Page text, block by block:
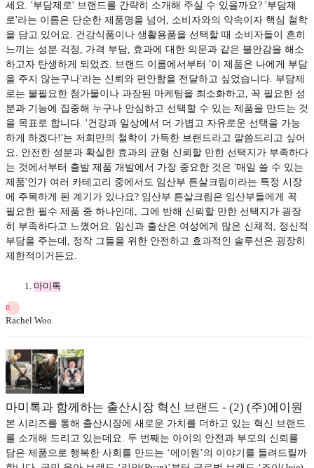
세요. '부담제로' 브랜드를 간략히 소개해 주실 수 있을까요? '부담제
로'라는 이름은 단순한 제품명을 넘어, 소비자와의 약속이자 핵심 철학
을 담고 있어요. 건강식품이나 생활용품을 선택할 때 소비자들이 흔히
느끼는 성분 걱정, 가격 부담, 효과에 대한 의문과 같은 불안감을 해소
하고자 탄생하게 되었죠. 브랜드 이름에서부터 '이 제품은 나에게 부담
을 주지 않는구나'라는 신뢰와 편안함을 전달하고 싶었습니다. 부담제
로는 불필요한 첨가물이나 과장된 마케팅을 최소화하고, 꼭 필요한 성
분과 기능에 집중해 누구나 안심하고 선택할 수 있는 제품을 만드는 것
을 목표로 합니다. '건강과 일상에서 더 가볍고 자유로운 선택을 가능
하게 하겠다!'는 저희만의 철학이 가득한 브랜드라고 말씀드리고 싶어
요. 안전한 성분과 확실한 효과의 균형 신뢰할 만한 선택지가 부족하다
는 것에서부터 출발 제품 개발에서 가장 중요한 것은 '매일 쓸 수 있는
제품'인가 여러 카테고리 중에서도 임산부 튼살크림이라는 특정 시장
에 주목하게 된 계기가 있나요? 임산부 튼살크림은 임산부들에게 꼭
필요한 필수 제품 중 하나인데, 그에 반해 신뢰할 만한 선택지가 굉장
히 부족하다고 느꼈어요. 임신과 출산은 여성에게 많은 신체적, 정신적
부담을 주는데, 정작 그들을 위한 안전하고 효과적인 솔루션은 굉장히
제한적이거든요.
마미톡
R
Rachel Woo
마미톡과 함께하는 출산시장 혁신 브랜드 - (2) (주)에이원
본 시리즈를 통해 출산시장에 새로운 가치를 더하고 있는 혁신 브랜드
를 소개해 드리고 있는데요. 두 번째는 아이의 안전과 부모의 신뢰를
담은 제품으로 행복한 사회를 만드는 ‘에이원’의 이야기를 들려드릴까